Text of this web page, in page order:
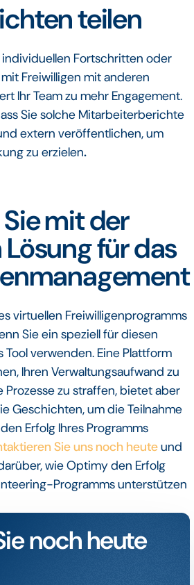
teilen
Fortschritten oder
Freiwilligen mit anderen
Ihr Team zu mehr Engagement.
Sie solche Mitarbeiterberichte
extern veröffentlichen, um
zu erzielen.‍
mit der
für das
virtuellen Freiwilligenprogramms
Sie ein speziell für diesen
verwenden. Eine Plattform
Ihren Verwaltungsaufwand zu
Prozesse zu straffen, bietet aber
Geschichten, um die Teilnahme
Erfolg Ihres Programms
Sie uns noch heuteund
wie Optimy den Erfolg
Programms unterstützen
noch heute